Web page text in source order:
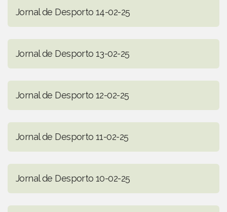
Jornal de Desporto 14-02-25
Jornal de Desporto 13-02-25
Jornal de Desporto 12-02-25
Jornal de Desporto 11-02-25
Jornal de Desporto 10-02-25